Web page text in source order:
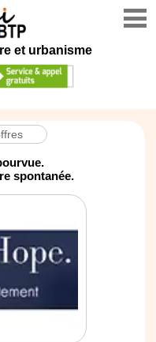
et urbanisme
spontanée.